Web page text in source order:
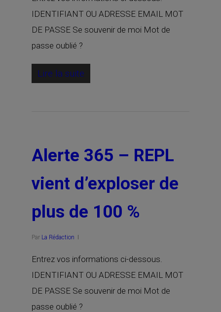
IDENTIFIANT OU ADRESSE EMAIL MOT
DE PASSE Se souvenir de moi Mot de
passe oublié ?
Lire la suite
Alerte 365 – REPL
vient d’exploser de
plus de 100 %
Par La Rédaction
Entrez vos informations ci-dessous.
IDENTIFIANT OU ADRESSE EMAIL MOT
DE PASSE Se souvenir de moi Mot de
passe oublié ?